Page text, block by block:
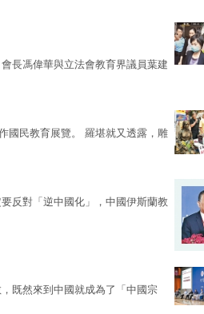
長馮偉華與立法會教育界議員葉建
國民教育展覽。 羅堪就又透露，雕
反對「逆中國化」，中國伊斯蘭教
既然來到中國就成為了「中國宗